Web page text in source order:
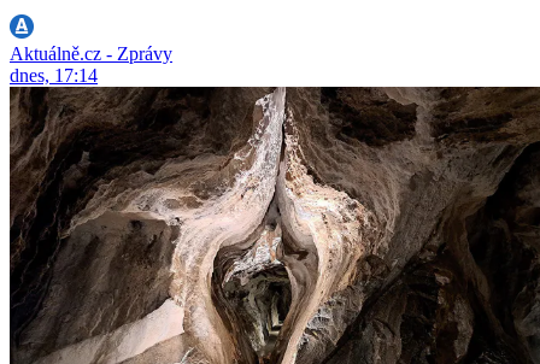
Aktuálně.cz - Zprávy
dnes, 17:14